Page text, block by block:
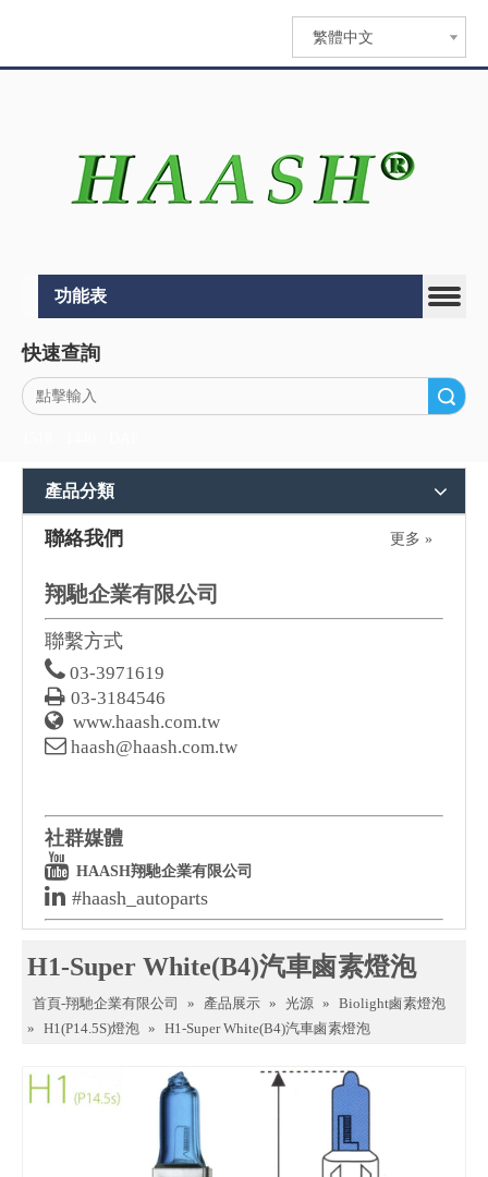
繁體中文
功能表
快速查詢
產品分類
聯絡我們 更多 »
翔馳企業有限公司
聯繫方式
 03-3971619
 03-3184546
 www.haash.com.tw
 haash@haash.com.tw
社群媒體
 HAASH翔馳企業有限公司
 #haash_autoparts
H1-Super White(B4)汽車鹵素燈泡
首頁-翔馳企業有限公司 » 產品展示 » 光源 » Biolight鹵素燈泡
» H1(P14.5S)燈泡 » H1-Super White(B4)汽車鹵素燈泡